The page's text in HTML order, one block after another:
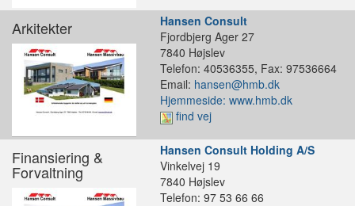
Arkitekter
Hansen Consult
Fjordbjerg Ager 27
7840 Højslev
Telefon: 40536355, Fax: 97536664
Email: hansen@hmb.dk
Hjemmeside: www.hmb.dk
find vej
Finansiering &
Forvaltning
Hansen Consult Holding A/S
Vinkelvej 19
7840 Højslev
Telefon: 97 53 66 66